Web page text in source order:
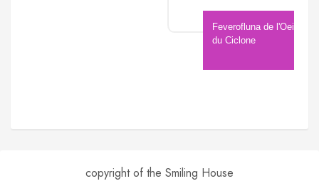
Feverofluna de l'Oeil
du Ciclone
copyright of the Smiling House